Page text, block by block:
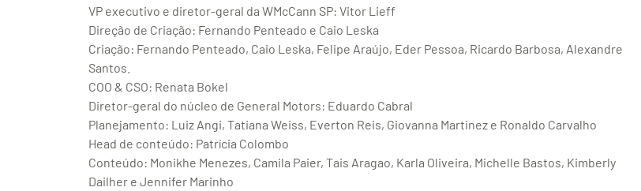
VP executivo e diretor-geral da WMcCann SP: Vitor Lieff
Direção de Criação: Fernando Penteado e Caio Leska
Criação: Fernando Penteado, Caio Leska, Felipe Araújo, Eder Pessoa, Ricardo Barbosa, Alexandre
Santos.
COO & CSO: Renata Bokel
Diretor-geral do núcleo de General Motors: Eduardo Cabral
Planejamento: Luiz Angi, Tatiana Weiss, Everton Reis, Giovanna Martinez e Ronaldo Carvalho
Head de conteúdo: Patrícia Colombo
Conteúdo: Monikhe Menezes, Camila Paier, Tais Aragao, Karla Oliveira, Michelle Bastos, Kimberly
Dailher e Jennifer Marinho